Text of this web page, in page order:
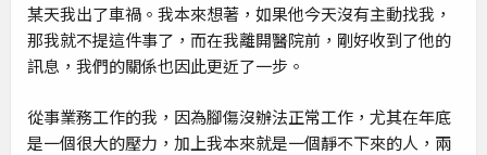
某天我出了車禍。我本來想著，如果他今天沒有主動找我，
那我就不提這件事了，而在我離開醫院前，剛好收到了他的
訊息，我們的關係也因此更近了一步。
從事業務工作的我，因為腳傷沒辦法正常工作，尤其在年底
是一個很大的壓力，加上我本來就是一個靜不下來的人，兩